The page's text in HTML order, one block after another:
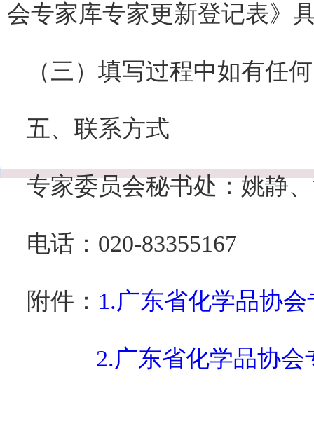
会专家库专家更新登记表》
（三）填写过程中如有任
五、联系方式
专家委员会秘书处：姚静
电话：020-83355167
附件： 1.广东省化学品协
2.广东省化学品协会专